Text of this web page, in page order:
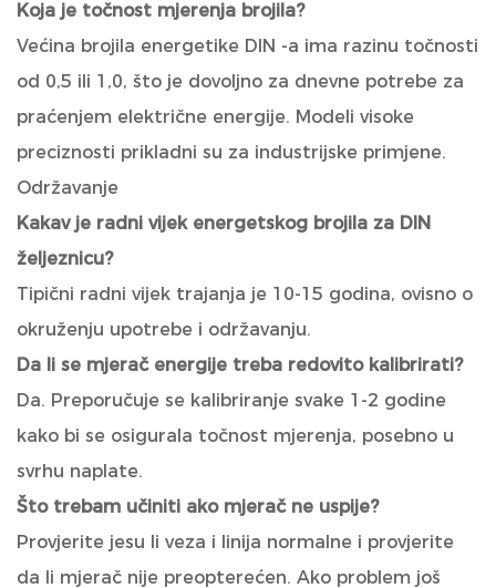
Koja je točnost mjerenja brojila?
Većina brojila energetike DIN -a ima razinu točnosti
od 0,5 ili 1,0, što je dovoljno za dnevne potrebe za
praćenjem električne energije. Modeli visoke
preciznosti prikladni su za industrijske primjene.
Održavanje
Kakav je radni vijek energetskog brojila za DIN
željeznicu?
Tipični radni vijek trajanja je 10-15 godina, ovisno o
okruženju upotrebe i održavanju.
Da li se mjerač energije treba redovito kalibrirati?
Da. Preporučuje se kalibriranje svake 1-2 godine
kako bi se osigurala točnost mjerenja, posebno u
svrhu naplate.
Što trebam učiniti ako mjerač ne uspije?
Provjerite jesu li veza i linija normalne i provjerite
da li mjerač nije preopterećen. Ako problem još